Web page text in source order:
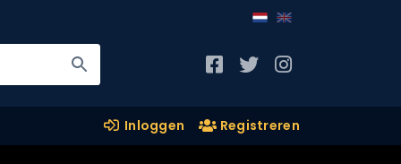
Inloggen Registreren